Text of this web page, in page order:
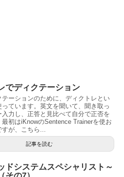
でディクテーション
テーションのために、ディクトレとい
っています。英文を聞いて、聞き取っ
入力し、正答と見比べて自分で正否を
最初はiKnowのSentence Trainerを使お
すが、こちら...
記事を読む
ドシステムスペシャリスト～